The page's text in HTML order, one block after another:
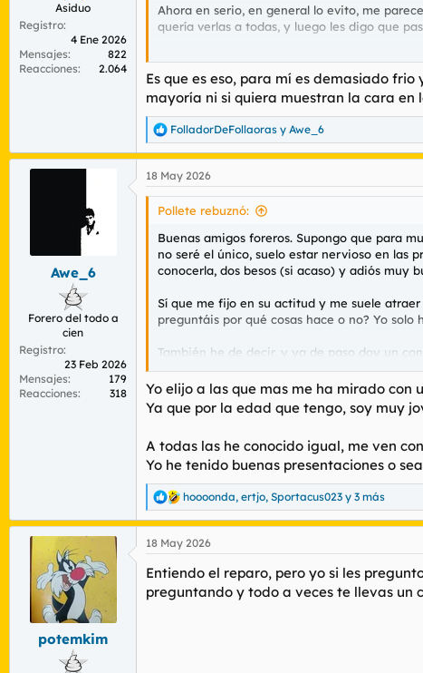
Asiduo
Registro
4 Ene 2026
Mensajes
822
Reacciones
2.064
Ahora en serio, en general lo evito, me
quería verlas a todas, y luego les digo que
No sé, ya debe ser duro este mundo para
Es que es eso, para mí es demasiado
mayoría ni si quiera muestran la cara en
R
e
a
c
c
FolladorDeFollaoras y Awe_6
Awe_6
Forero del todo a
cien
Registro
23 Feb 2026
Mensajes
179
Reacciones
318
18 May 2026
Pollete rebuznó:
Buenas amigos foreros. Supongo que para
no seré el único, suelo estar nervioso en las
conocerla, dos besos (si acaso) y adiós muy
Sí que me fijo en su actitud y me suele
preguntáis por qué cosas hace o no? Yo
También he de decir, y ya de paso doy un
después de esa cita, por ponerles cara y
saben que no vas a ir con ellas ese día.
En fin, se abre la veda para las coñas e
Yo elijo a las que mas me ha mirado
Ya que por la edad que tengo, soy muy
A todas las he conocido igual, me ven
Yo he tenido buenas presentaciones o
R
e
a
c
i
o
hoooonda, ertjo, Sportacus023 y 3 más
potemkim
18 May 2026
Entiendo el reparo, pero yo si les
preguntando y todo a veces te llevas un